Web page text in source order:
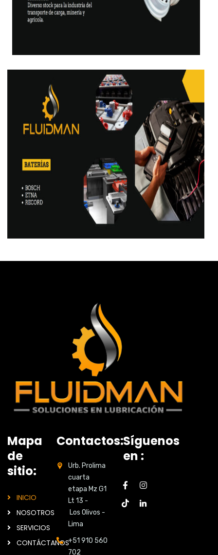
Mapa
de
sitio:
INICIO
NOSOTROS
SERVICIOS
CONTÁCTANOS
Contactos:
Urb. Prolima
cuarta
etapa Mz G1
Lt 13 -
Los Olivos -
Lima
+51 910 560
702
Síguenos
en :